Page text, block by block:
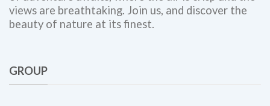
views are breathtaking. Join us, and discover the
beauty of nature at its finest.
GROUP